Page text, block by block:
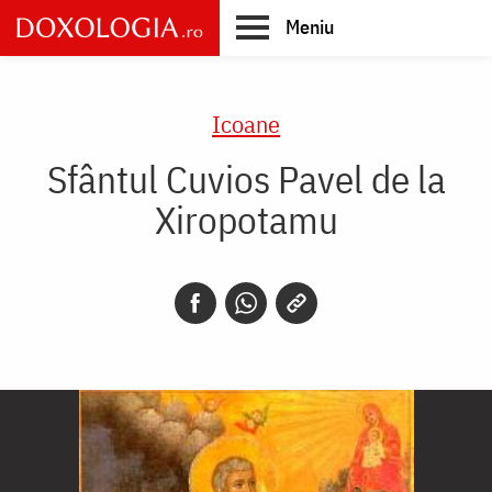
Skip
to
main
Meniu
Icoane
Sfântul Cuvios Pavel de la
Xiropotamu